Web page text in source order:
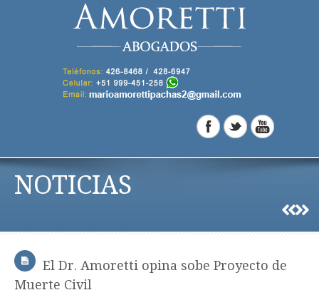
NOTICIAS
El Dr. Amoretti opina sobe Proyecto de
Muerte Civil